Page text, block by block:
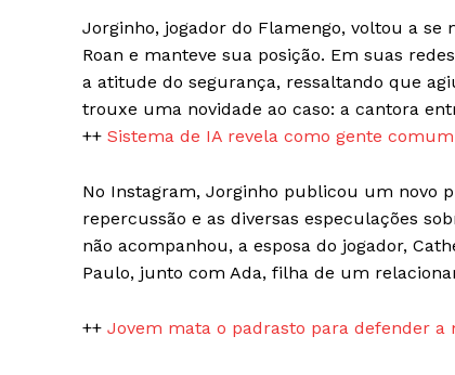
Jorginho, jogador do Flamengo, voltou a
Roan e manteve sua posição. Em suas
a atitude do segurança, ressaltando que
trouxe uma novidade ao caso: a cantora
++ Sistema de IA revela como gente
No Instagram, Jorginho publicou um novo
repercussão e as diversas especulações
não acompanhou, a esposa do jogador,
Paulo, junto com Ada, filha de um
++ Jovem mata o padrasto para defender a